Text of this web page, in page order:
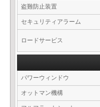
盗難防止装置
セキュリティアラーム
ロードサービス
パワーウィンドウ
オットマン機構